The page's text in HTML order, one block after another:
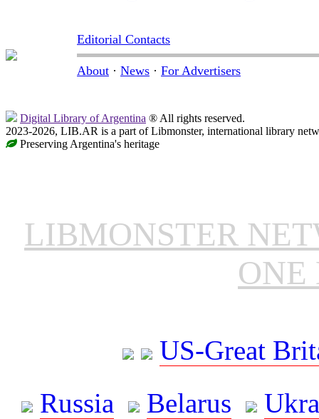
Editorial Contacts
About · News · For Advertisers
Digital Library of Argentina ® All rights reserved.
2023-2026, LIB.AR is a part of Libmonster, international library
Preserving Argentina's heritage
LIBMONSTER
ONE
US-Great
Russia
Belarus